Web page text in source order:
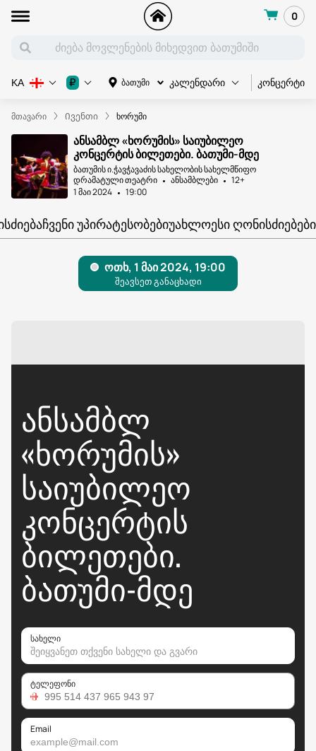
0
ბათუმი კალენდარი კონცერტი
KA ₽
მთავარი Ივენთი ხორუმი
ანსამბლ «ხორუმის» საიუბილეო
კონცერტის ბილეთები. ბათუმი-მდე
ბათუმის ი.ჭავჭავაძის სახელობის სახელმწიფო
დრამატული თეატრი
ანსამბლები
12+
1 მაი 2024
19:00
ᲩᲕᲔᲜᲘ ᲣᲞᲘᲠᲐᲢᲔᲡᲝᲑᲔᲑᲘᲣᲐᲮᲚᲝᲔᲡᲘ ᲦᲝᲜᲘᲡᲫᲘᲔᲑᲔᲑᲘ
ᲐᲜᲡᲐᲛᲑᲚ
«ᲮᲝᲠᲣᲛᲘᲡ»
ᲡᲐᲘᲣᲑᲘᲚᲔᲝ
ᲙᲝᲜᲪᲔᲠᲢᲘᲡ
ᲑᲘᲚᲔᲗᲔᲑᲘ.
ᲑᲐᲗᲣᲛᲘ-ᲛᲓᲔ
სახელი
ტელეფონი
Email